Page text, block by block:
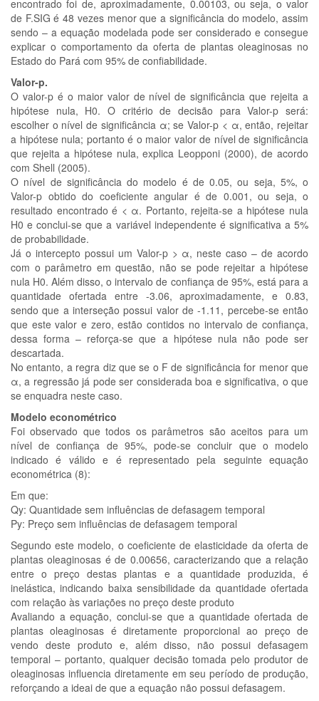
encontrado foi de, aproximadamente, 0.00103, ou seja, o valor
de F.SIG é 48 vezes menor que a significância do modelo, assim
sendo – a equação modelada pode ser considerado e consegue
explicar o comportamento da oferta de plantas oleaginosas no
Estado do Pará com 95% de confiabilidade.
Valor-p.
O valor-p é o maior valor de nível de significância que rejeita a
hipótese nula, H0. O critério de decisão para Valor-p será:
escolher o nível de significância α; se Valor-p < α, então, rejeitar
a hipótese nula; portanto é o maior valor de nível de significância
que rejeita a hipótese nula, explica Leopponi (2000), de acordo
com Shell (2005).
O nível de significância do modelo é de 0.05, ou seja, 5%, o
Valor-p obtido do coeficiente angular é de 0.001, ou seja, o
resultado encontrado é < α. Portanto, rejeita-se a hipótese nula
H0 e conclui-se que a variável independente é significativa a 5%
de probabilidade.
Já o intercepto possui um Valor-p > α, neste caso – de acordo
com o parâmetro em questão, não se pode rejeitar a hipótese
nula H0. Além disso, o intervalo de confiança de 95%, está para a
quantidade ofertada entre -3.06, aproximadamente, e 0.83,
sendo que a interseção possui valor de -1.11, percebe-se então
que este valor e zero, estão contidos no intervalo de confiança,
dessa forma – reforça-se que a hipótese nula não pode ser
descartada.
No entanto, a regra diz que se o F de significância for menor que
α, a regressão já pode ser considerada boa e significativa, o que
se enquadra neste caso.
Modelo econométrico
Foi observado que todos os parâmetros são aceitos para um
nível de confiança de 95%, pode-se concluir que o modelo
indicado é válido e é representado pela seguinte equação
econométrica (8):
Em que:
Qy: Quantidade sem influências de defasagem temporal
Py: Preço sem influências de defasagem temporal
Segundo este modelo, o coeficiente de elasticidade da oferta de
plantas oleaginosas é de 0.00656, caracterizando que a relação
entre o preço destas plantas e a quantidade produzida, é
inelástica, indicando baixa sensibilidade da quantidade ofertada
com relação às variações no preço deste produto
Avaliando a equação, conclui-se que a quantidade ofertada de
plantas oleaginosas é diretamente proporcional ao preço de
vendo deste produto e, além disso, não possui defasagem
temporal – portanto, qualquer decisão tomada pelo produtor de
oleaginosas influencia diretamente em seu período de produção,
reforçando a ideai de que a equação não possui defasagem.